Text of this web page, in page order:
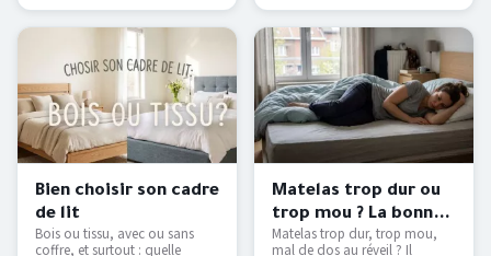
Bien choisir son cadre
de lit
Bois ou tissu, avec ou sans
coffre, et surtout : quelle
Matelas trop dur ou
trop mou ? La bonne
fermeté selon votre
Matelas trop dur, trop mou,
mal de dos au réveil ? Il